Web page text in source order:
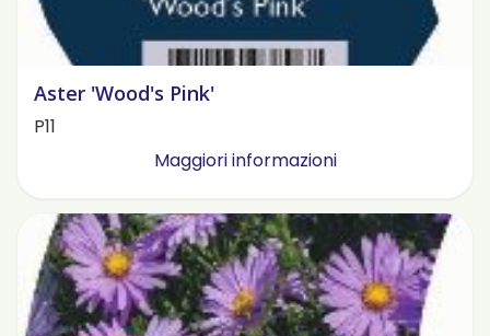
Aster 'Wood's Pink'
P11
Maggiori informazioni